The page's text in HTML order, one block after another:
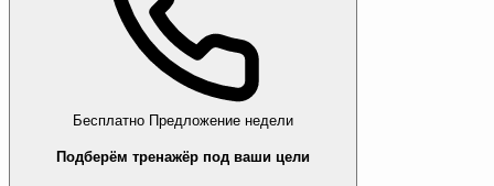
Бесплатно Предложение недели
Подберём тренажёр под ваши цели